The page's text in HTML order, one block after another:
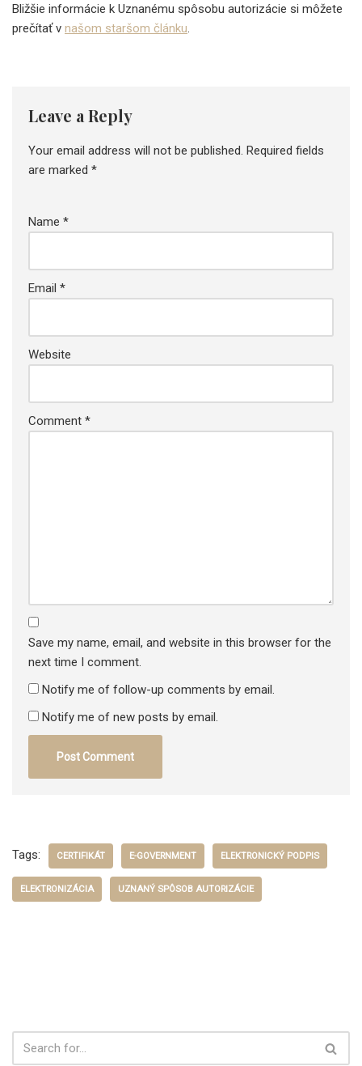
Bližšie informácie k Uznanému spôsobu autorizácie si môžete
prečítať v našom staršom článku.
Leave a Reply
Your email address will not be published. Required fields
are marked *
Name *
Email *
Website
Comment *
Save my name, email, and website in this browser for the
next time I comment.
Notify me of follow-up comments by email.
Notify me of new posts by email.
Tags: CERTIFIKÁT E-GOVERNMENT ELEKTRONICKÝ PODPIS
ELEKTRONIZÁCIA UZNANÝ SPÔSOB AUTORIZÁCIE